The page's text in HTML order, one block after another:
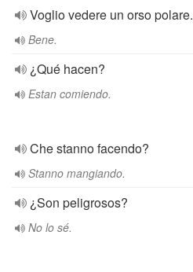
Voglio vedere un orso polare.
Bene.
¿Qué hacen?
Estan comiendo.
Che stanno facendo?
Stanno mangiando.
¿Son peligrosos?
No lo sé.